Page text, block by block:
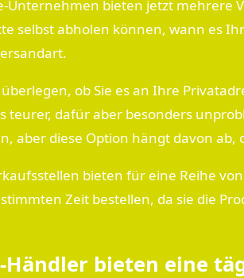
Unternehmen bieten jetzt mehrere
selbst abholen können, wann es
ob Sie es an Ihre
teurer, dafür aber besonders
aber diese Option hängt davon ab,
bieten für eine Reihe
Zeit bestellen, da sie die
Händler bieten eine